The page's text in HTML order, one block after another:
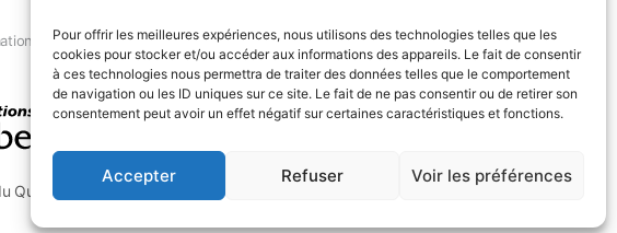
Pour offrir les meilleures expériences, nous utilisons des technologies telles que les
cookies pour stocker et/ou accéder aux informations des appareils. Le fait de consentir
à ces technologies nous permettra de traiter des données telles que le comportement
de navigation ou les ID uniques sur ce site. Le fait de ne pas consentir ou de retirer son
consentement peut avoir un effet négatif sur certaines caractéristiques et fonctions.
Accepter Refuser Voir les préférences
Québec, 2026
Déclaration de services Politique de confidentialité